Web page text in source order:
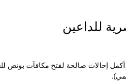
للداعين
أكمل إحالات صالحة لفتح مكافآت بونص